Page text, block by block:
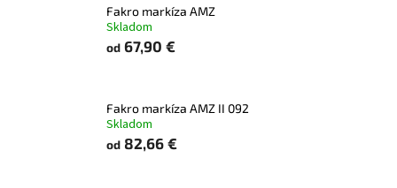
Fakro markíza AMZ
Skladom
od 67,90 €
Fakro markíza AMZ II 092
Skladom
od 82,66 €